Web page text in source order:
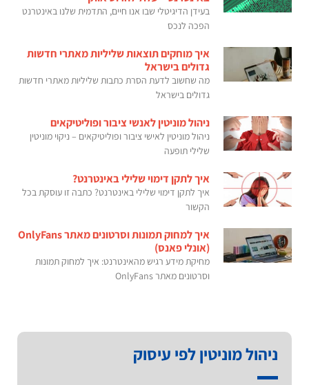
בעידן הדיגיטלי שבו אנו חיים, התדמית שלנו באינטרנט
הפכה לנכס
איך מוחקים תוצאות שליליות מאתרי חדשות
גדולים בישראל
מה שחשוב לדעת הסרת כתבות שליליות מאתרי חדשות
גדולים בישראל
ניהול מוניטין לאנשי ציבור ופוליטיקאים
ניהול מוניטין לאישי ציבור ופוליטיקאים – ניקוי מוניטין
שלילי תופעה
איך לתקן דימוי שלילי באינטרנט?
איך לתקן דימוי שלילי באינטרנט? כתבה זו עוסקת בכל
הקשור
איך למחוק תמונות וסרטונים מאתר OnlyFans
(אונלי פאנס)
מחיקת מידע רגיש מהאינטרנט: איך למחוק תמונות
וסרטונים מאתר OnlyFans
ניהול מוניטין לפי עיסוק